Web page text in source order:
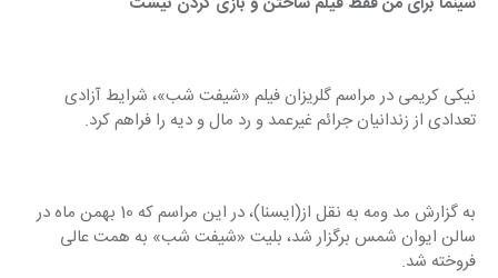
نیکی کریمی در مراسم گلریزان فیلم «شیفت شب»، شرایط آزادی
تعدادی از زندانیان جرائم غیرعمد و رد مال و دیه را فراهم کرد.
به گزارش مد ومه به نقل از(ایسنا)، در این مراسم که 10 بهمن ماه در
سالن ایوان شمس برگزار شد، بلیت «شیفت شب» به همت عالی
فروخته شد.